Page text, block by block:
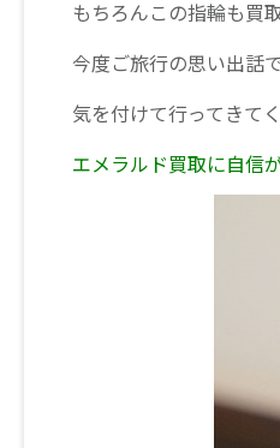
もちろんこの指輪も買
今度ご旅行の思い出話
気を付けて行ってきて
エメラルド買取に自信